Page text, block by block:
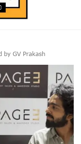
by GV Prakash